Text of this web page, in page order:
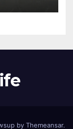
by Themeansar.